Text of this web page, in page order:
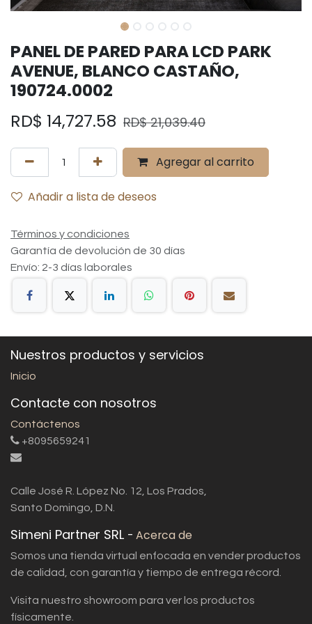
PANEL DE PARED PARA LCD PARK
AVENUE, BLANCO CASTAÑO,
190724.0002
RD$ 14,727.58 RD$21,039.40
Agregar al carrito
Añadir a lista de deseos
Términos y condiciones
Garantía de devolución de 30 días
Envío: 2-3 días laborales
Nuestros productos y servicios
Inicio
Contacte con nosotros
Contáctenos
+8095659241
Calle José R. López No. 12, Los Prados,
Santo Domingo, D.N.
Simeni Partner SRL - Acerca de
Somos una tienda virtual enfocada en vender productos
de calidad, con garantía y tiempo de entrega récord.
Visita nuestro showroom para ver los productos
físicamente.